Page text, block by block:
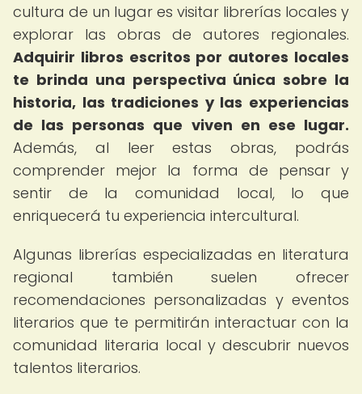
cultura de un lugar es visitar librerías locales y
explorar las obras de autores regionales.
Adquirir libros escritos por autores locales
te brinda una perspectiva única sobre la
historia, las tradiciones y las experiencias
de las personas que viven en ese lugar.
Además, al leer estas obras, podrás
comprender mejor la forma de pensar y
sentir de la comunidad local, lo que
enriquecerá tu experiencia intercultural.
Algunas librerías especializadas en literatura
regional también suelen ofrecer
recomendaciones personalizadas y eventos
literarios que te permitirán interactuar con la
comunidad literaria local y descubrir nuevos
talentos literarios.